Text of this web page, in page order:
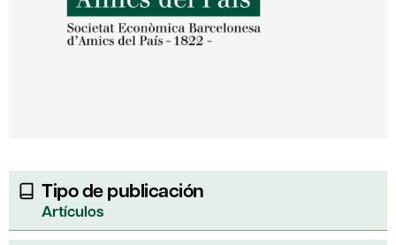
Tipo de publicación
Artículos